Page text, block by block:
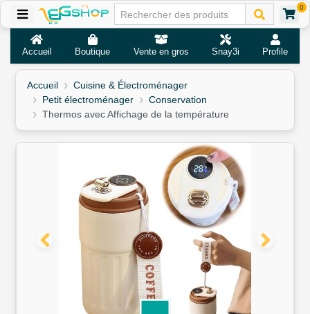
0
Accueil Boutique Vente en gros Snay3i Profile
Accueil
Cuisine & Électroménager
Petit électroménager
Conservation
Thermos avec Affichage de la température